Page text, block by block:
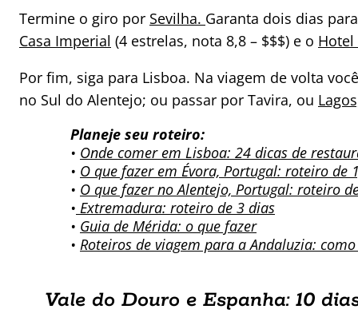
Termine o giro por Sevilha. Garanta dois dias
Casa Imperial (4 estrelas, nota 8,8 – $$$) e o Hotel
Por fim, siga para Lisboa. Na viagem de volta
no Sul do Alentejo; ou passar por Tavira, ou
Planeje seu roteiro:
• Onde comer em Lisboa: 24 dicas de
• O que fazer em Évora, Portugal: roteiro de
• O que fazer no Alentejo, Portugal: roteiro
• Extremadura: roteiro de 3 dias
• Guia de Mérida: o que fazer
• Roteiros de viagem para a Andaluzia:
Vale do Douro e Espanha: 10